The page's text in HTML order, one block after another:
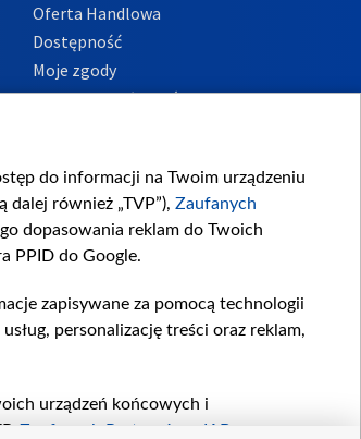
Oferta Handlowa
Dostępność
Moje zgody
Procedura zgłoszeń
do informacji na Twoim urządzeniu
również „TVP”), Zaufanych
dopasowania reklam do Twoich
PPID do Google.
zapisywane za pomocą technologii
personalizację treści oraz reklam,
urządzeń końcowych i
Zaufanych Partnerów z IAB